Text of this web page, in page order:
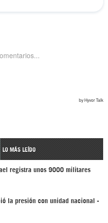
LO MÁS LEÍDO
registra unos 9000 militares
la presión con unidad nacional -